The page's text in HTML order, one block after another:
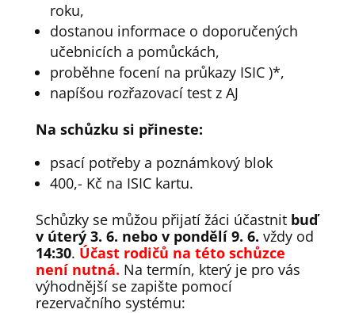
roku,
dostanou informace o doporučených
učebnicích a pomůckách,
proběhne focení na průkazy ISIC )*,
napíšou rozřazovací test z AJ
Na schůzku si přineste:
psací potřeby a poznámkový blok
400,- Kč na ISIC kartu.
Schůzky se můžou přijatí žáci účastnitbuď
v úterý 3. 6. nebo v pondělí 9. 6. vždy od
14:30. Účast rodičů na této schůzce
není nutná. Na termín, který je pro vás
výhodnější se zapište pomocí
rezervačního systému: